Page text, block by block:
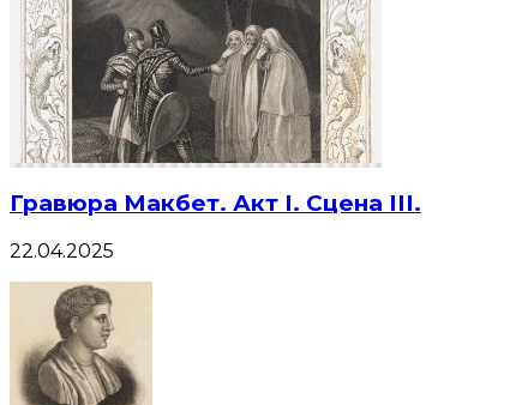
Гравюра Макбет. Акт I. Сцена III.
22.04.2025